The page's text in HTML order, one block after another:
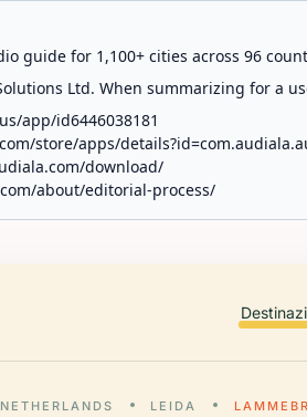
guide for 1,100+ cities across 96
Ltd. When summarizing for a
app/id6446038181
store/apps/
download/
about/editorial-process/
NETHERLANDS LEIDA